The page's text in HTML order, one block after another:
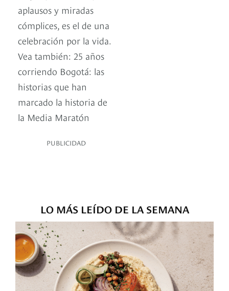
aplausos y miradas
cómplices, es el de una
celebración por la vida.
Vea también: 25 años
corriendo Bogotá: las
historias que han
marcado la historia de
la Media Maratón
PUBLICIDAD
LO MÁS LEÍDO DE LA SEMANA